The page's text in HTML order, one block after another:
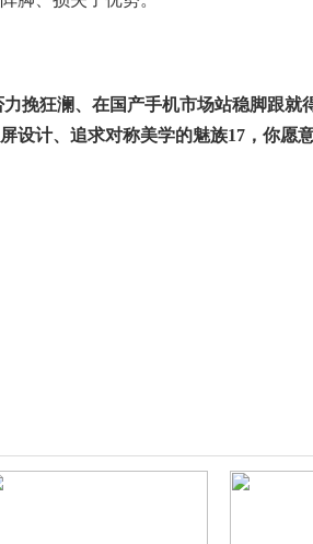
挽狂澜、在国产手机市场站稳脚跟就
设计、追求对称美学的魅族17，你愿